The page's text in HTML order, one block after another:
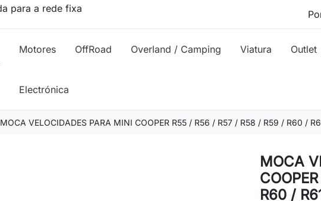
para a rede fixa
Motores OffRoad Overland / Camping Viatura Outlet
Electrónica
MOCA VELOCIDADES PARA MINI COOPER R55 / R56 / R57 / R58 / R59 / R60 /
MOCA
R60 /